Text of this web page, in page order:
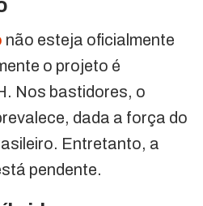
não esteja oficialmente
o projeto é
Nos bastidores, o
dada a força do
Entretanto, a
pendente.